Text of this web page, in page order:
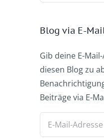
Blog via E-
Gib deine E-
diesen Blog zu
Beiträge via E-